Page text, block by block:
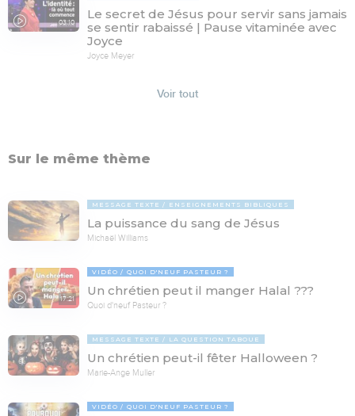
03:10
Le secret de Jésus pour servir sans jamais
se sentir rabaissé | Pause vitaminée avec
Joyce
Joyce Meyer
Voir tout
Sur le même thème
MESSAGE TEXTE ENSEIGNEMENTS BIBLIQUES
La puissance du sang de Jésus
Michaël Williams
17:21
VIDÉO QUOI D'NEUF PASTEUR ?
Un chrétien peut il manger Halal ???
Quoi d'neuf Pasteur ?
MESSAGE TEXTE LA QUESTION TABOUE
Un chrétien peut-il fêter Halloween ?
Marie-Ange Muller
VIDÉO QUOI D'NEUF PASTEUR ?